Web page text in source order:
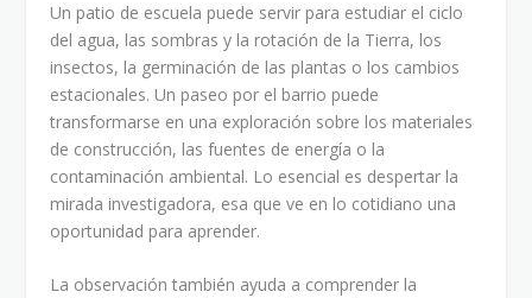
Un patio de escuela puede servir para estudiar el ciclo
del agua, las sombras y la rotación de la Tierra, los
insectos, la germinación de las plantas o los cambios
estacionales. Un paseo por el barrio puede
transformarse en una exploración sobre los materiales
de construcción, las fuentes de energía o la
contaminación ambiental. Lo esencial es despertar la
mirada investigadora, esa que ve en lo cotidiano una
oportunidad para aprender.
La observación también ayuda a comprender la